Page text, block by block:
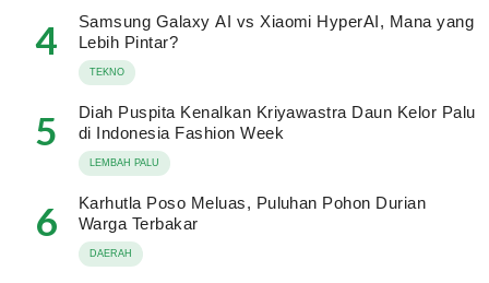
4
Samsung Galaxy AI vs Xiaomi HyperAI, Mana yang
Lebih Pintar?
TEKNO
5
Diah Puspita Kenalkan Kriyawastra Daun Kelor Palu
di Indonesia Fashion Week
LEMBAH PALU
6
Karhutla Poso Meluas, Puluhan Pohon Durian
Warga Terbakar
DAERAH